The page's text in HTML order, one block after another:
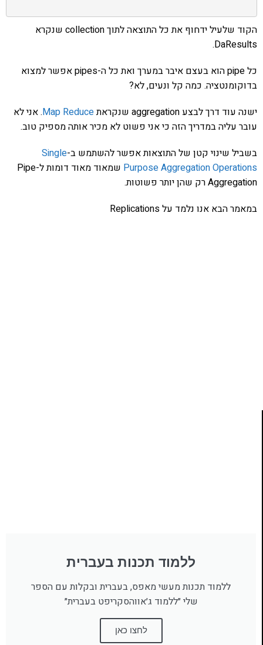
הקוד שלעיל ידחוף את כל התוצאה לתוך collection שנקרא
DaResults.
כל pipe הוא בעצם איבר במערך ואת כל ה-pipes אפשר למצוא
בדוקומנטציה. כמה קל ונעים, לא?
ישנה עוד דרך לבצע aggregation שנקראת
Map Reduce. אני לא
עובר עליה במדריך הזה כי אני פשוט לא מכיר אותה מספיק טוב.
בשביל שינוי קטן של התוצאות אפשר להשתמש ב-Single
Purpose Aggregation Operations
שמאוד מאוד דומות ל-Pipe
Aggregation רק שהן יותר פשוטות.
במאמר הבא אנו נלמד על Replications
ללמוד תכנות בעברית
ללמוד תכנות מעשי מאפס, בעברית ובקלות עם הספר
שלי ״ללמוד ג׳אווהסקריפט בעברית״
לחצו כאן